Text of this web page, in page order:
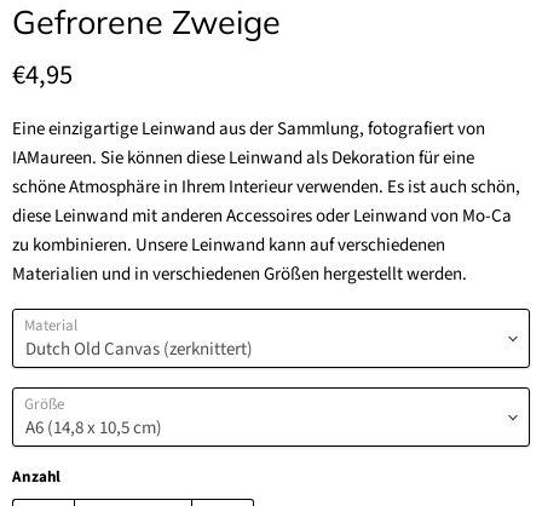
Gefrorene Zweige
Aktueller Preis
€4,95
Eine einzigartige Leinwand aus der Sammlung, fotografiert von
IAMaureen. Sie können diese Leinwand als Dekoration für eine
schöne Atmosphäre in Ihrem Interieur verwenden. Es ist auch schön,
diese Leinwand mit anderen Accessoires oder Leinwand von Mo-Ca
zu kombinieren. Unsere Leinwand kann auf verschiedenen
Materialien und in verschiedenen Größen hergestellt werden.
Material
Größe
Anzahl